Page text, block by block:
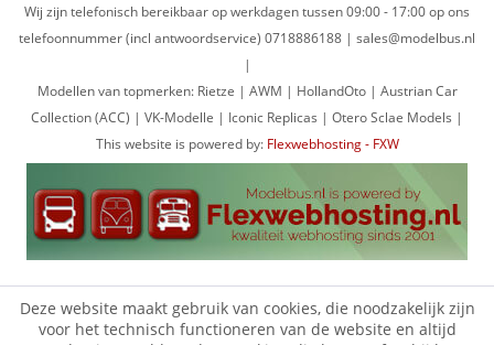
Wij zijn telefonisch bereikbaar op werkdagen tussen 09:00 - 17:00 op ons
telefoonnummer (incl antwoordservice) 0718886188 | sales@modelbus.nl
|
Modellen van topmerken: Rietze | AWM | HollandOto | Austrian Car
Collection (ACC) | VK-Modelle | Iconic Replicas | Otero Sclae Models |
This website is powered by: Flexwebhosting - FXW
Deze website maakt gebruik van cookies, die noodzakelijk zijn
voor het technisch functioneren van de website en altijd